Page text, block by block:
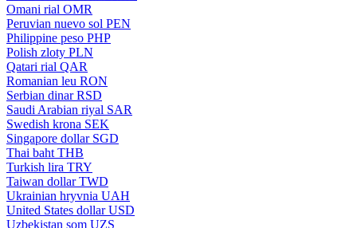
Omani rial OMR
Peruvian nuevo sol PEN
Philippine peso PHP
Polish zloty PLN
Qatari rial QAR
Romanian leu RON
Serbian dinar RSD
Saudi Arabian riyal SAR
Swedish krona SEK
Singapore dollar SGD
Thai baht THB
Turkish lira TRY
Taiwan dollar TWD
Ukrainian hryvnia UAH
United States dollar USD
Uzbekistan som UZS